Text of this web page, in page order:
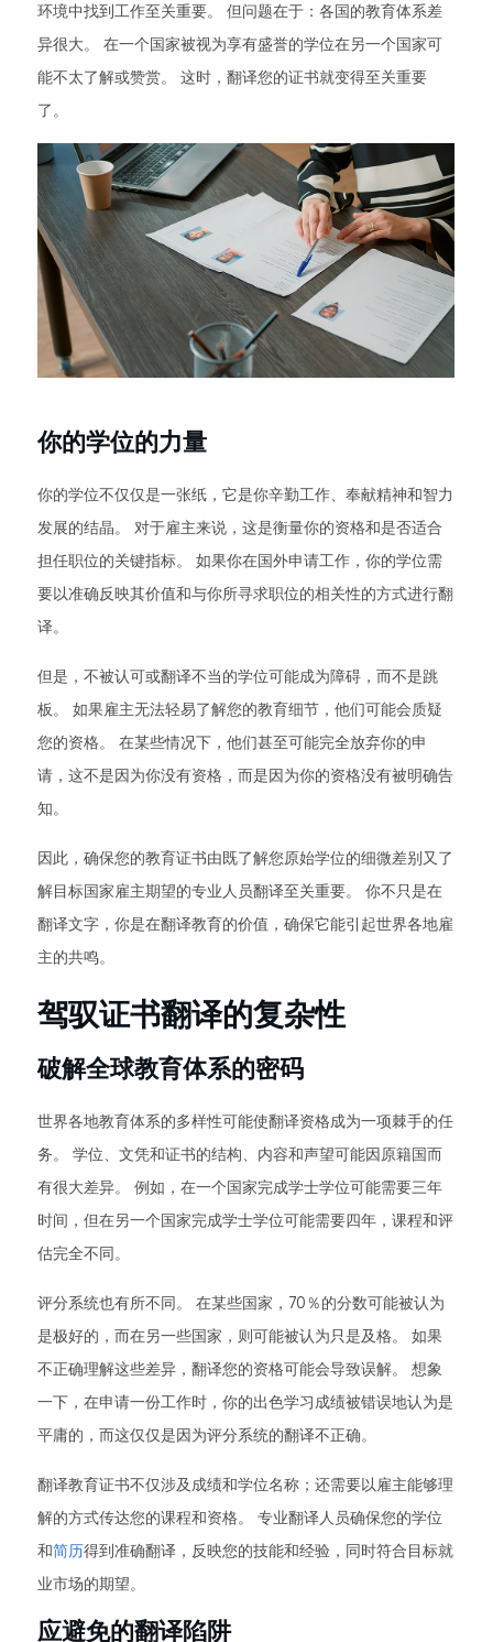
环境中找到工作至关重要。 但问题在于：各国的教育体系差
异很大。 在一个国家被视为享有盛誉的学位在另一个国家可
能不太了解或赞赏。 这时，翻译您的证书就变得至关重要
了。
你的学位的力量
你的学位不仅仅是一张纸，它是你辛勤工作、奉献精神和智力
发展的结晶。 对于雇主来说，这是衡量你的资格和是否适合
担任职位的关键指标。 如果你在国外申请工作，你的学位需
要以准确反映其价值和与你所寻求职位的相关性的方式进行翻
译。
但是，不被认可或翻译不当的学位可能成为障碍，而不是跳
板。 如果雇主无法轻易了解您的教育细节，他们可能会质疑
您的资格。 在某些情况下，他们甚至可能完全放弃你的申
请，这不是因为你没有资格，而是因为你的资格没有被明确告
知。
因此，确保您的教育证书由既了解您原始学位的细微差别又了
解目标国家雇主期望的专业人员翻译至关重要。 你不只是在
翻译文字，你是在翻译教育的价值，确保它能引起世界各地雇
主的共鸣。
驾驭证书翻译的复杂性
破解全球教育体系的密码
世界各地教育体系的多样性可能使翻译资格成为一项棘手的任
务。 学位、文凭和证书的结构、内容和声望可能因原籍国而
有很大差异。 例如，在一个国家完成学士学位可能需要三年
时间，但在另一个国家完成学士学位可能需要四年，课程和评
估完全不同。
评分系统也有所不同。 在某些国家，70％的分数可能被认为
是极好的，而在另一些国家，则可能被认为只是及格。 如果
不正确理解这些差异，翻译您的资格可能会导致误解。 想象
一下，在申请一份工作时，你的出色学习成绩被错误地认为是
平庸的，而这仅仅是因为评分系统的翻译不正确。
翻译教育证书不仅涉及成绩和学位名称；还需要以雇主能够理
解的方式传达您的课程和资格。 专业翻译人员确保您的学位
和简历得到准确翻译，反映您的技能和经验，同时符合目标就
业市场的期望。
应避免的翻译陷阱